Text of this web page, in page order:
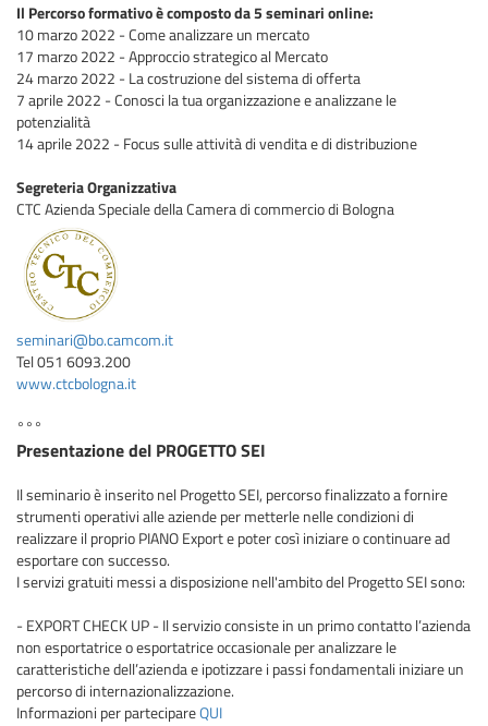
Il Percorso formativo è composto da 5 seminari online:
10 marzo 2022 - Come analizzare un mercato
17 marzo 2022 - Approccio strategico al Mercato
24 marzo 2022 - La costruzione del sistema di offerta
7 aprile 2022 - Conosci la tua organizzazione e analizzane le
potenzialità
14 aprile 2022 - Focus sulle attività di vendita e di distribuzione
Segreteria Organizzativa
CTC Azienda Speciale della Camera di commercio di Bologna
seminari@bo.camcom.it
Tel 051 6093.200
www.ctcbologna.it
°°°
Presentazione del PROGETTO SEI
Il seminario è inserito nel Progetto SEI, percorso finalizzato a fornire
strumenti operativi alle aziende per metterle nelle condizioni di
realizzare il proprio PIANO Export e poter così iniziare o continuare ad
esportare con successo.
I servizi gratuiti messi a disposizione nell'ambito del Progetto SEI sono:
- EXPORT CHECK UP - Il servizio consiste in un primo contatto l’azienda
non esportatrice o esportatrice occasionale per analizzare le
caratteristiche dell’azienda e ipotizzare i passi fondamentali iniziare un
percorso di internazionalizzazione.
Informazioni per partecipareQUI